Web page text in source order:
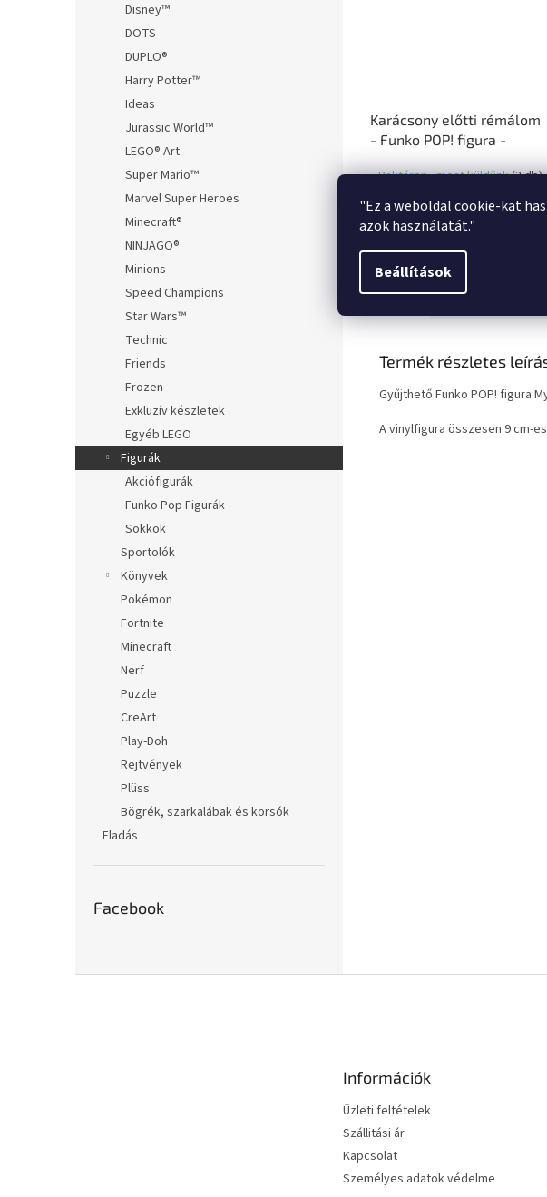
"Ez a weboldal cookie-kat
azok használatát."
Beállítások
Disney™
DOTS
DUPLO®
Harry Potter™
Ideas
Jurassic World™
LEGO® Art
Super Mario™
Marvel Super Heroes
Minecraft®
NINJAGO®
Minions
Speed Champions
Star Wars™
Technic
Friends
Frozen
Exkluzív készletek
Egyéb LEGO
Figurák
Akciófigurák
Funko Pop Figurák
Sokkok
Sportolók
Könyvek
Pokémon
Fortnite
Minecraft
Nerf
Puzzle
CreArt
Play-Doh
Rejtvények
Plüss
Bögrék, szarkalábak és korsók
Eladás
Facebook
Karácsony előtti rémálom
- Funko POP! figura -
Raktáron - most küldünk(3 db)
5 830 Ft
Termék részletes
Gyűjthető Funko POP! figura
A vinylfigura összesen 9 cm-
Információk
Üzleti feltételek
Szállitási ár
Kapcsolat
Személyes adatok védelme